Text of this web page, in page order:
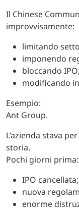
Il Chinese
improvvisamente:
limitando
imponendo
bloccando IPO;
modificando
Esempio:
Ant Group.
L’azienda stava
storia.
Pochi giorni prima:
IPO cancellata;
nuova
enorme